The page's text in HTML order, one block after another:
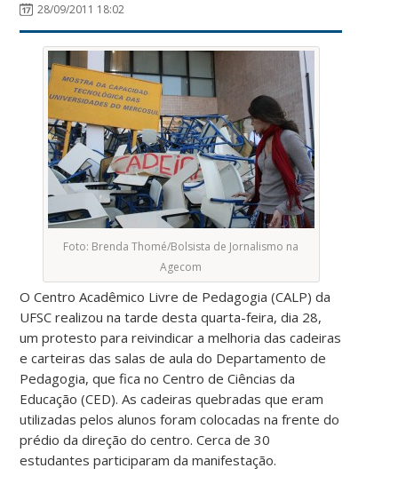
28/09/2011 18:02
Foto: Brenda Thomé/Bolsista de Jornalismo na
Agecom
O Centro Acadêmico Livre de Pedagogia (CALP) da
UFSC realizou na tarde desta quarta-feira, dia 28,
um protesto para reivindicar a melhoria das cadeiras
e carteiras das salas de aula do Departamento de
Pedagogia, que fica no Centro de Ciências da
Educação (CED). As cadeiras quebradas que eram
utilizadas pelos alunos foram colocadas na frente do
prédio da direção do centro. Cerca de 30
estudantes participaram da manifestação.